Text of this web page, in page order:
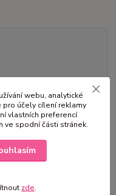
webu, analytické
pro účely cílení reklamy
vlastních preferencí
ve spodní části stránek.
zde.